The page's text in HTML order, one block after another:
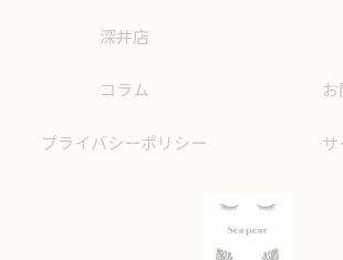
深井店
コラム
プライバシーポリシー